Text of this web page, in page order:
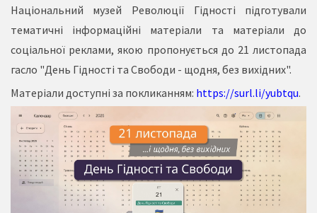
Національний музей Революції Гідності підготували
тематичні інформаційні матеріали та матеріали до
соціальної реклами, якою пропонується до 21 листопада
гасло "День Гідності та Свободи - щодня, без вихідних".
Матеріали доступні за покликанням: https://surl.li/yubtqu.